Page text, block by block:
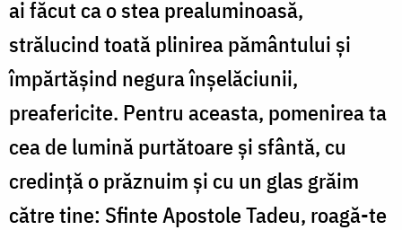
ai făcut ca o stea prealuminoasă,
strălucind toată plinirea pământului şi
împărtăşind negura înşelăciunii,
preafericite. Pentru aceasta, pomenirea ta
cea de lumină purtătoare şi sfântă, cu
credinţă o prăznuim şi cu un glas grăim
către tine: Sfinte Apostole Tadeu, roagă-te